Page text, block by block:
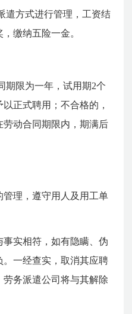
遣方式进行管理，工资结
缴纳五险一金。
期限为一年，试用期2个
正式聘用；不合格的，
动合同期限内，期满后
管理，遵守用人及用工单
实相符，如有隐瞒、伪
一经查实，取消其应聘
务派遣公司将与其解除